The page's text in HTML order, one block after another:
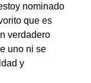
nominado
que es
verdadero
uno ni se
y